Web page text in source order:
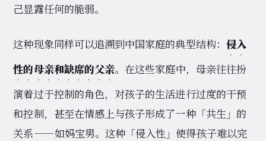
己显露任何的脆弱。
这种现象同样可以追溯到中国家庭的典型结构： 侵入
性的母亲和缺席的父亲。在这些家庭中，母亲往往扮
演着过于控制的角色，对孩子的生活进行过度的干预
和控制，甚至在情感上与孩子形成了一种「共生」的
关系——如妈宝男。这种「侵入性」使得孩子难以完